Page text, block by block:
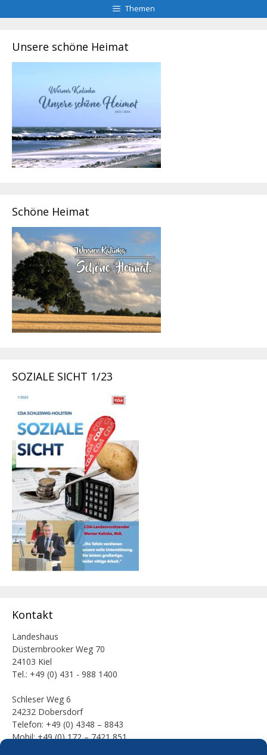
Themen
Unsere schöne Heimat
Schöne Heimat
SOZIALE SICHT 1/23
Kontakt
Landeshaus
Düsternbrooker Weg 70
24103 Kiel
Tel.: +49 (0) 431 - 988 1400
Schleser Weg 6
24232 Dobersdorf
Telefon: +49 (0) 4348 – 8843
Mobil: +49 (0) 172 – 7421 851